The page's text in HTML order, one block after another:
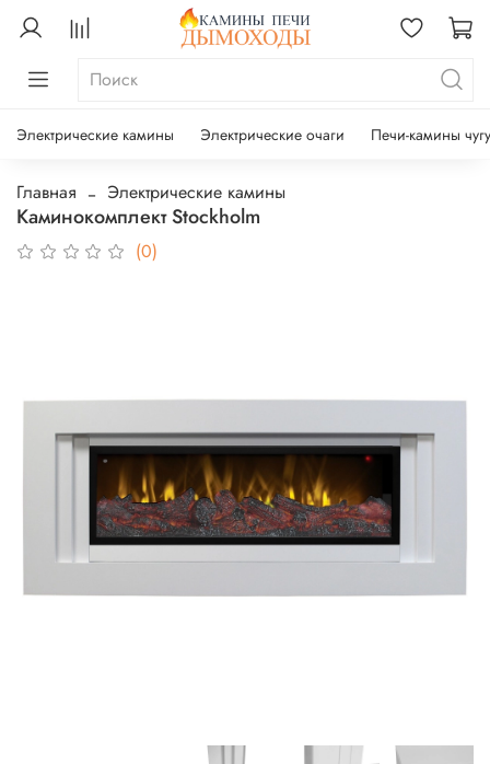
Электрические камины Электрические очаги Печи-камины
Главная Электрические камины
Каминокомплект Stockholm
(0)